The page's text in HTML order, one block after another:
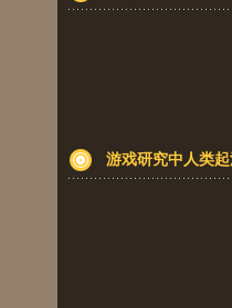
游戏研究中人类